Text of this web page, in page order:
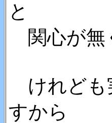
と
関心が無
けれども
すから